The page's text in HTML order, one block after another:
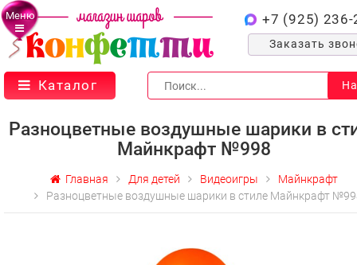
Меню +7 (925) 236-
Заказать
Каталог
Разноцветные воздушные шарики в
Майнкрафт №998
Главная Для детей Видеоигры
Майнкрафт
Разноцветные воздушные шарики в стиле Майнкрафт